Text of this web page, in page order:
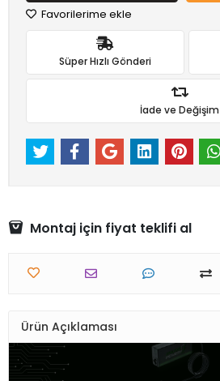
Favorilerime ekle
Süper Hızlı Gönderi
İade ve Değişim
Montaj için fiyat teklifi al
Ürün Açıklaması